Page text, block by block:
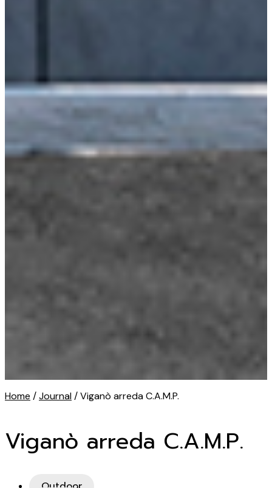
Home /Journal/ Viganò arreda C.A.M.P.
Viganò arreda C.A.M.P.